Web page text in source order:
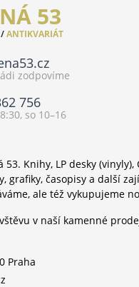
53
/ANTIKVARIÁT
zodpovíme
756
so 10–16
Knihy, LP desky (vinyly),
grafiky, časopisy a další
ale též vykupujeme
v naší kamenné
Praha